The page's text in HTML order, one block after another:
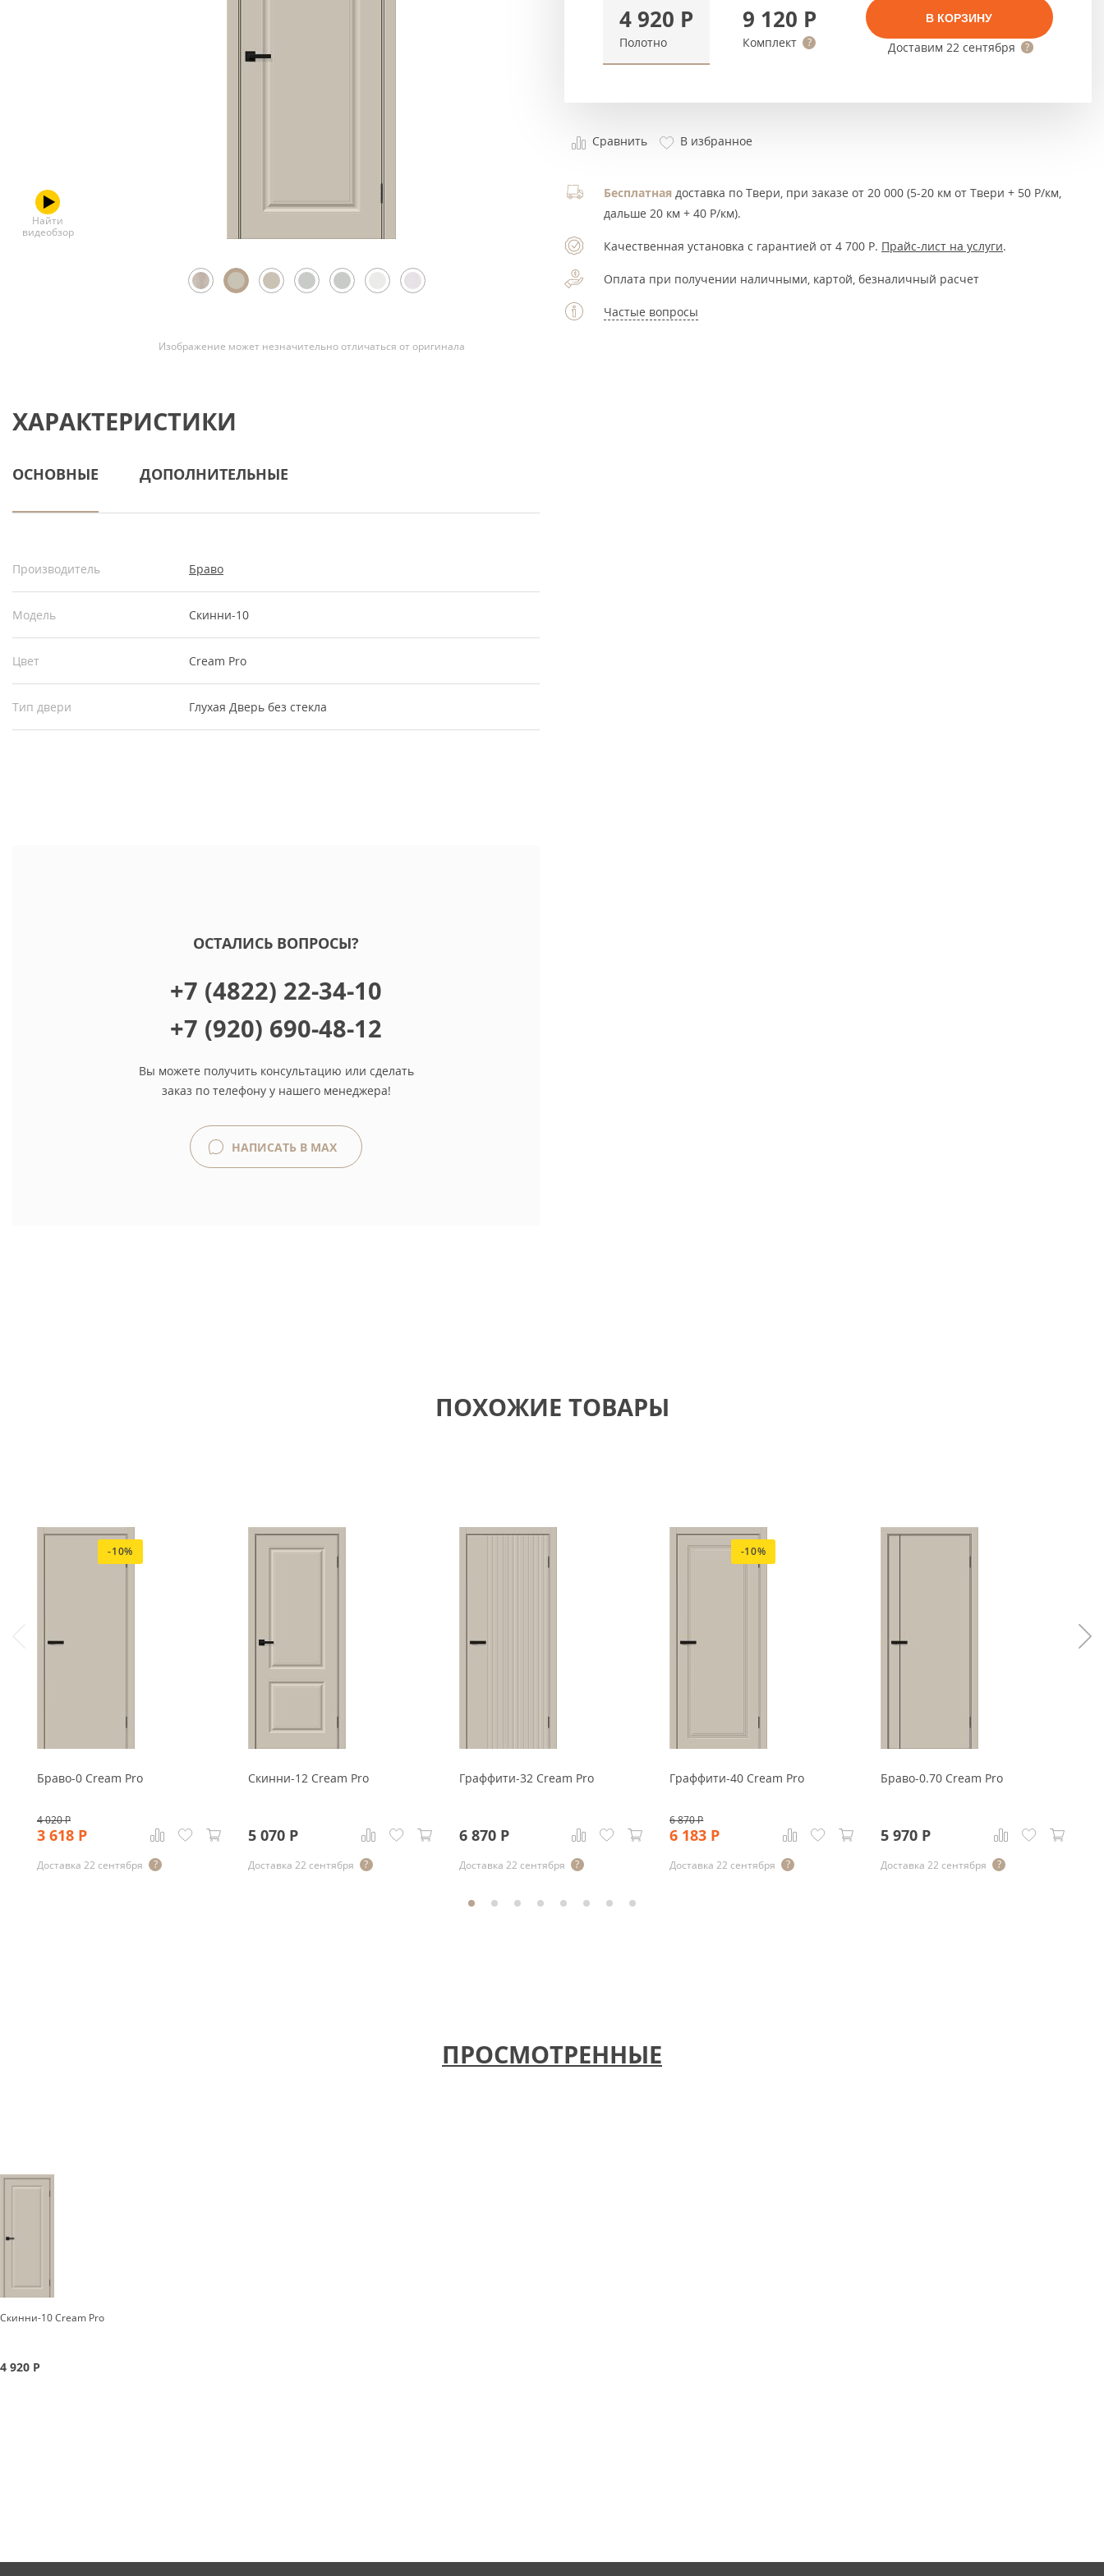
Серый цвет
Найти
видеобзор
Изображение может незначительно отличаться от оригинала
ХАРАКТЕРИСТИКИ
ОСНОВНЫЕ ДОПОЛНИТЕЛЬНЫЕ
Производитель Браво
Модель Скинни-10
Цвет Cream Pro
Тип двери Глухая Дверь без стекла
ОСТАЛИСЬ ВОПРОСЫ?
+7 (4822) 22-34-10
+7 (920) 690-48-12
Вы можете получить консультацию или сделать
заказ по телефону у нашего менеджера!
НАПИСАТЬ В MAX
4 920 Р
Полотно
9 120 Р
Комплект
В КОРЗИНУ
Доставим 22 сентября
Сравнить В избранное
Бесплатная доставка по Твери, при заказе от 20 000 (5-20 км от Твери + 50 Р/км,
дальше 20 км + 40 Р/км).
Качественная установка с гарантией от 4 700 Р. Прайс-лист на услуги.
Оплата при получении наличными, картой, безналичный расчет
Частые вопросы
ПОХОЖИЕ ТОВАРЫ
-10%
Браво-0 Cream Pro
4 020Р
3 618 Р
Доставка 22 сентября
Скинни-12 Cream Pro
5 070Р
Доставка 22 сентября
Граффити-32 Cream Pro
6 870Р
Доставка 22 сентября
-10%
Граффити-40 Cream Pro
6 870Р
6 183 Р
Доставка 22 сентября
Браво-0.70 Cream Pro
5 970 Р
Доставка 22 сентября
ПРОСМОТРЕННЫЕ
Скинни-10 Cream Pro
4 920 Р